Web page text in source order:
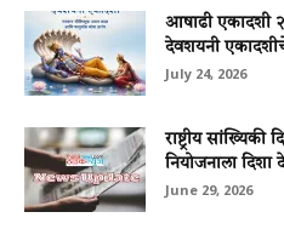
आषाढी एकादशी
देवशयनी
July 24, 2026
राष्ट्रीय
नियोजनाला दिशा
June 29, 2026